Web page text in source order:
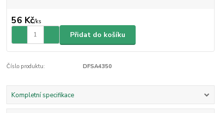
56 Kč/ks
Přidat do košíku
Číslo produktu: DFSA4350
Kompletní specifikace